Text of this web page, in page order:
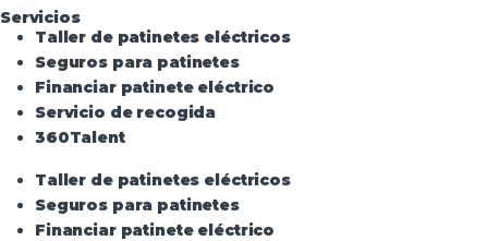
Servicios
Taller de patinetes eléctricos
Seguros para patinetes
Financiar patinete eléctrico
Servicio de recogida
360Talent
Taller de patinetes eléctricos
Seguros para patinetes
Financiar patinete eléctrico